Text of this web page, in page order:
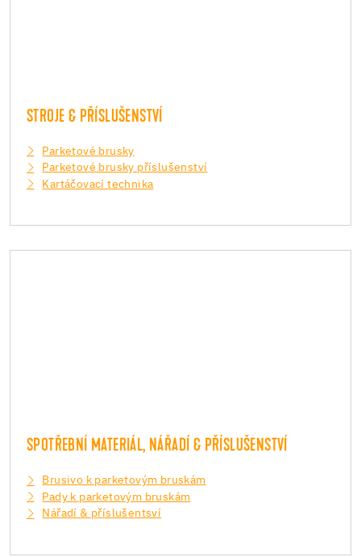
STROJE & PŘÍSLUŠENSTVÍ
Parketové brusky
Parketové brusky příslušenství
Kartáčovací technika
SPOTŘEBNÍ MATERIÁL, NÁŘADÍ & PŘÍSLUŠENSTVÍ
Brusivo k parketovým bruskám
Pady k parketovým bruskám
Nářadí & příslušentsví